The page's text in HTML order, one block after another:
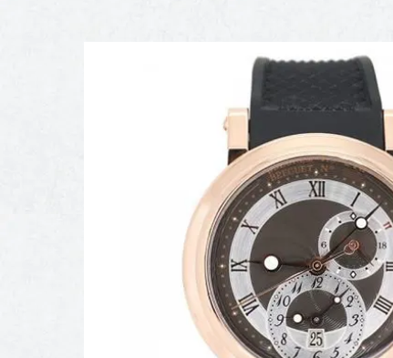
シャネル
Jaeger LeCoultre